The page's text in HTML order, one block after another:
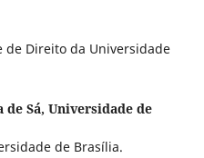
de Direito da Universidade
Sá, Universidade de
de Brasília.